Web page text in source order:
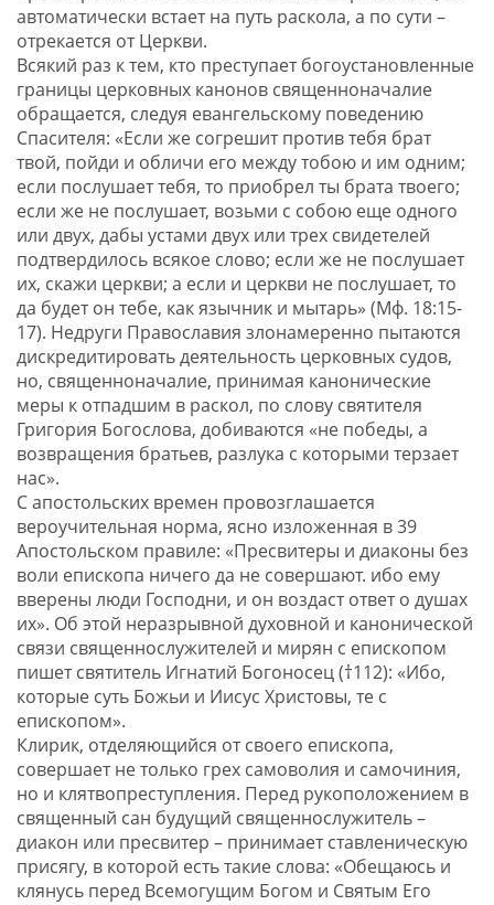
автоматически встает на путь раскола, а по сути –
отрекается от Церкви.
Всякий раз к тем, кто преступает богоустановленные
границы церковных канонов священноначалие
обращается, следуя евангельскому поведению
Спасителя: «Если же согрешит против тебя брат
твой, пойди и обличи его между тобою и им одним;
если послушает тебя, то приобрел ты брата твоего;
если же не послушает, возьми с собою еще одного
или двух, дабы устами двух или трех свидетелей
подтвердилось всякое слово; если же не послушает
их, скажи церкви; а если и церкви не послушает, то
да будет он тебе, как язычник и мытарь» (Мф. 18:15-
17). Недруги Православия злонамеренно пытаются
дискредитировать деятельность церковных судов,
но, священноначалие, принимая канонические
меры к отпадшим в раскол, по слову святителя
Григория Богослова, добиваются «не победы, а
возвращения братьев, разлука с которыми терзает
нас».
С апостольских времен провозглашается
вероучительная норма, ясно изложенная в 39
Апостольском правиле: «Пресвитеры и диаконы без
воли епископа ничего да не совершают. ибо ему
вверены люди Господни, и он воздаст ответ о душах
их». Об этой неразрывной духовной и канонической
связи священнослужителей и мирян с епископом
пишет святитель Игнатий Богоносец (†112): «Ибо,
которые суть Божьи и Иисус Христовы, те с
епископом».
Клирик, отделяющийся от своего епископа,
совершает не только грех самоволия и самочиния,
но и клятвопреступления. Перед рукоположением в
священный сан будущий священнослужитель –
диакон или пресвитер – принимает ставленическую
присягу, в которой есть такие слова: «Обещаюсь и
клянусь перед Всемогущим Богом и Святым Его